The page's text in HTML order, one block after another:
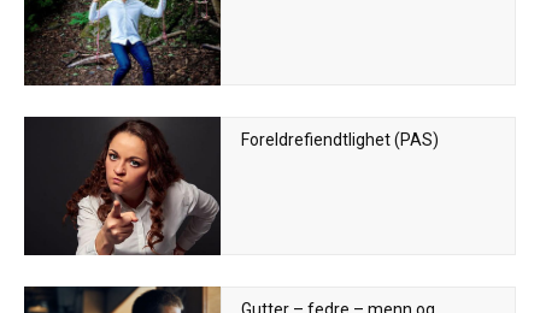
Foreldrefiendtlighet (PAS)
Gutter – fedre – menn og